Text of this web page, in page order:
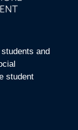
and
student